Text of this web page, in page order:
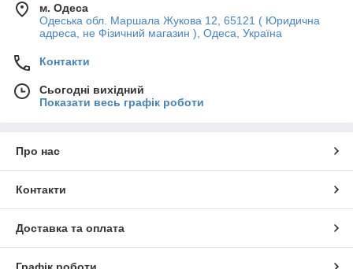
м. Одеса
Одеська обл. Маршала Жукова 12, 65121 ( Юридична
адреса, не Фізичний магазин ), Одеса, Україна
Контакти
Сьогодні вихідний
Показати весь графік роботи
Про нас
Контакти
Доставка та оплата